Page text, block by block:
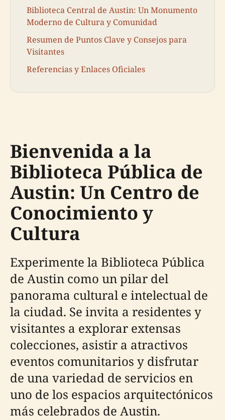
Biblioteca Central de Austin: Un Monumento
Moderno de Cultura y Comunidad
Resumen de Puntos Clave y Consejos para
Visitantes
Referencias y Enlaces Oficiales
Bienvenida a la
Biblioteca Pública de
Austin: Un Centro de
Conocimiento y
Cultura
Experimente la Biblioteca Pública
de Austin como un pilar del
panorama cultural e intelectual de
la ciudad. Se invita a residentes y
visitantes a explorar extensas
colecciones, asistir a atractivos
eventos comunitarios y disfrutar
de una variedad de servicios en
uno de los espacios arquitectónicos
más celebrados de Austin.